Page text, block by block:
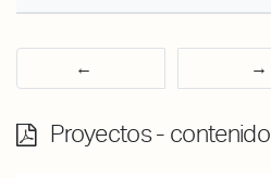
Proyectos - contenido